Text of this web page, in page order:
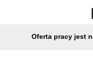
Oferta pracy jest